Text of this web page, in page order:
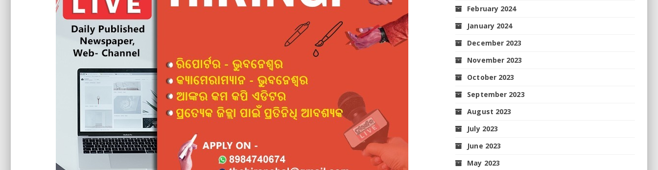
February 2024
January 2024
December 2023
November 2023
October 2023
September 2023
August 2023
July 2023
June 2023
May 2023